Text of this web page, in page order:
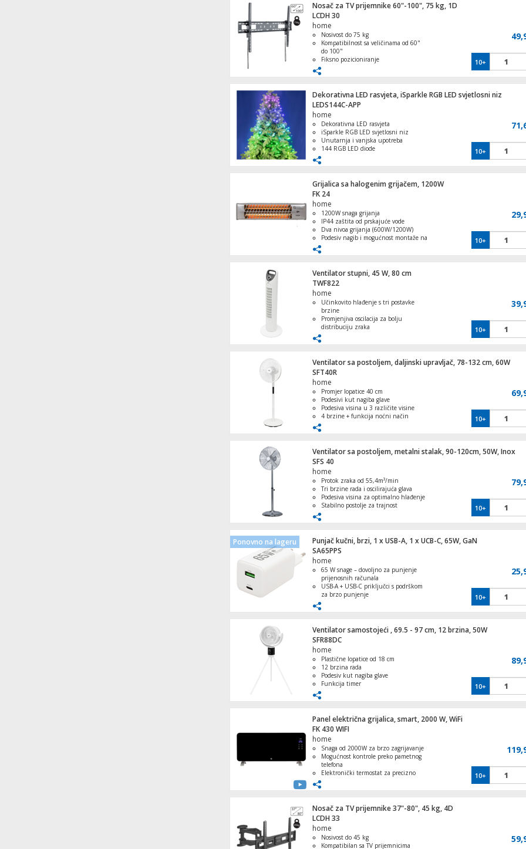
Nosač za TV prijemnike 60"-100", 75 kg, 1D
LCDH 30
home
Nosivost do 75 kg
Kompatibilnost sa veličinama od 60"
do 100"
Fiksno pozicioniranje
Jednostavna montaža i set vijaka
10+
Dekorativna LED rasvjeta, iSparkle RGB LED svjetlosni niz
LEDS144C-APP
home
Dekorativna LED rasvjeta
iSparkle RGB LED svjetlosni niz
Unutarnja i vanjska upotreba
144 RGB LED diode
10+
Grijalica sa halogenim grijačem, 1200W
FK 24
home
1200W snaga grijanja
IP44 zaštita od prskajuće vode
Dva nivoa grijanja (600W/1200W)
Podesiv nagib i mogućnost montaže na
Masivno metalno kućište za
dugotrajnost
10+
Ventilator stupni, 45 W, 80 cm
TWF822
home
Učinkovito hlađenje s tri postavke
brzine
Promjenjiva oscilacija za bolju
distribuciju zraka
upotrebu
Jednostavan za nošenje
Moderan i elegantan izgled koji se
uklapa u svaki interijer
10+
Ventilator sa postoljem, daljinski upravljač, 78-132 cm, 60W
SFT40R
home
Promjer lopatice 40 cm
Podesivi kut nagiba glave
Podesiva visina u 3 različite visine
4 brzine + funkcija noćni način
10+
Ventilator sa postoljem, metalni stalak, 90-120cm, 50W, Inox
SFS 40
home
Protok zraka od 55,4m³/min
Tri brzine rada i oscilirajuća glava
Podesiva visina za optimalno hlađenje
Stabilno postolje za trajnost
10+
Ponovno na lageru
Punjač kučni, brzi, 1 x USB-A, 1 x UCB-C, 65W, GaN
SA65PPS
home
65 W snage – dovoljno za punjenje
prijenosnih računala
USB-A + USB-C priključci s podrškom
za brzo punjenje
kompatibilnost s uređajima
GaN tehnologija – manje topline, veća
učinkovitost, dulji vijek trajanja
Kompaktan i siguran – idealan za
putovanja i svakodnevnu upotrebu
10+
Ventilator samostojeći , 69.5 - 97 cm, 12 brzina, 50W
SFR88DC
home
Plastične lopatice od 18 cm
12 brzina rada
Podesiv kut nagiba glave
Funkcija timer
10+
Panel električna grijalica, smart, 2000 W, WiFi
FK 430 WIFI
home
Snaga od 2000W za brzo zagrijavanje
Mogućnost kontrole preko pametnog
telefona
Elektronički termostat za precizno
Automatsko isključivanje u slučaju
prevrtanja ili pregrijavanja
Prednja ploča od kaljenog stakla
10+
Nosač za TV prijemnike 37"-80", 45 kg, 4D
LCDH 33
home
Nosivost do 45 kg
Kompatibilan sa TV prijemnicima